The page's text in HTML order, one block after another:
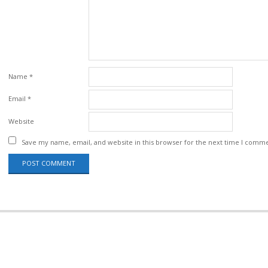
Name *
Email *
Website
Save my name, email, and website in this browser for the next time I